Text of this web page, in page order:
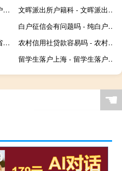
农村户口有用吗 - 保留农村户口有意义吗
文晖派出所户籍科 - 文晖派出所户籍室电话
白户征信会有问题吗 - 纯白户征信报告什么样子
农转城属于什么户口 - 云南省农转城属于什么户口
农村信用社贷款容易吗 - 农村信用社有熟人贷款难不难
留学生落户上海 - 留学生落户上海咨询
☚